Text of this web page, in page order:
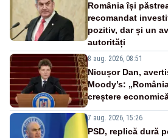
România își
recomandat
pozitiv, dar și un
autorități
8 aug. 2026, 08:51
Nicușor Dan,
Moody’s:
creștere
7 aug. 2026, 15:26
PSD, replică dură